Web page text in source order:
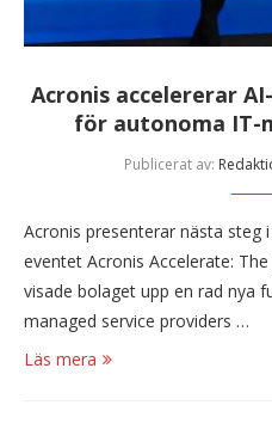
Acronis accelererar
för autonoma IT-
Publicerat av:
Acronis presenterar nästa steg
eventet Acronis Accelerate:
visade bolaget upp en rad nya
managed service providers …
Läs mera